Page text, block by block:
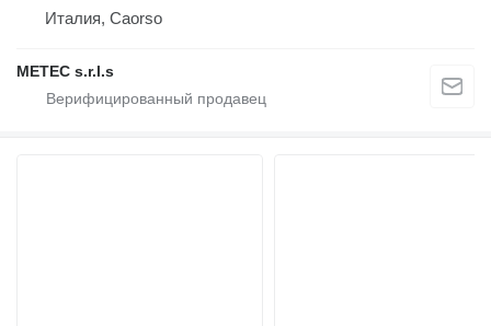
Италия, Caorso
METEC s.r.l.s